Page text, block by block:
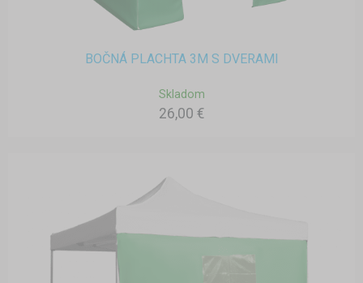
BOČNÁ PLACHTA 3M S DVERAMI
Skladom
26,00 €